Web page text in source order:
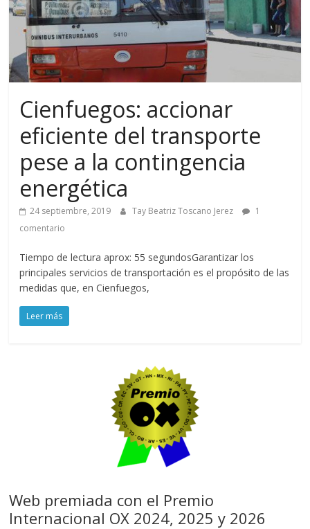
Cienfuegos: accionar
eficiente del transporte
pese a la contingencia
energética
24 septiembre, 2019 Tay Beatriz Toscano Jerez
1
comentario
Tiempo de lectura aprox: 55 segundosGarantizar los
principales servicios de transportación es el propósito de las
medidas que, en Cienfuegos,
Leer más
Web premiada con el Premio
Internacional OX 2024, 2025 y 2026